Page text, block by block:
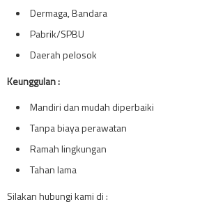
Dermaga, Bandara
Pabrik/SPBU
Daerah pelosok
Keunggulan :
Mandiri dan mudah diperbaiki
Tanpa biaya perawatan
Ramah lingkungan
Tahan lama
Silakan hubungi kami di :